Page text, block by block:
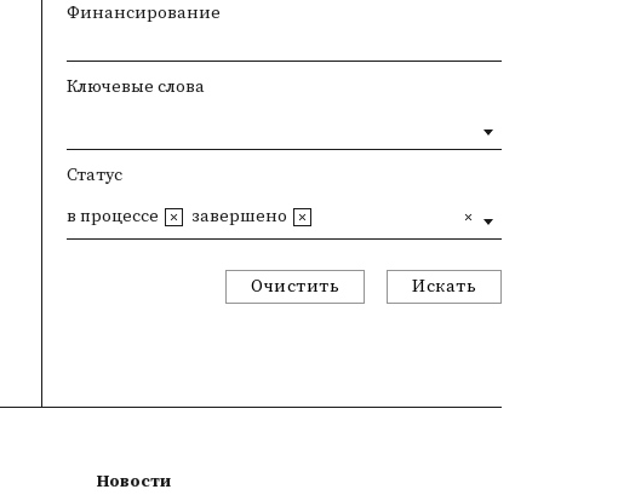
Финансирование
Ключевые слова
Статус
в процессе завершено
Очистить Искать
Новости